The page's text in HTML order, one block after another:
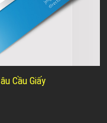
Cầu Giấy